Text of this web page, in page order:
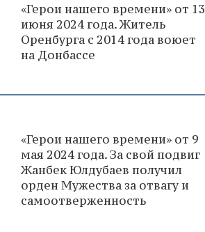
«Герои нашего времени» от 13
июня 2024 года. Житель
Оренбурга с 2014 года воюет
на Донбассе
«Герои нашего времени» от 9
мая 2024 года. За свой подвиг
Жанбек Юлдубаев получил
орден Мужества за отвагу и
самоотверженность